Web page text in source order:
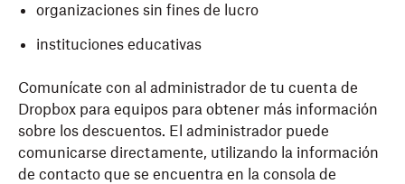
organizaciones sin fines de lucro
instituciones educativas
Comunícate con al administrador de tu cuenta de
Dropbox para equipos para obtener más información
sobre los descuentos. El administrador puede
comunicarse directamente, utilizando la información
de contacto que se encuentra en la consola de